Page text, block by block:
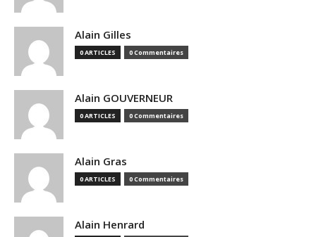
Alain Gilles
0 ARTICLES 0 Commentaires
Alain GOUVERNEUR
0 ARTICLES 0 Commentaires
Alain Gras
0 ARTICLES 0 Commentaires
Alain Henrard